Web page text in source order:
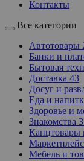
Контакты
Все категории
Автотовары
Банки и
Бытовая
Доставка 43
Досуг и
Еда и
Здоровье и
Знакомства
Канцтовары
Мебель и